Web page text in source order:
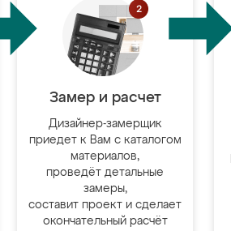
Замер и расчет
Дизайнер-замерщик
приедет к Вам с каталогом
материалов,
проведёт детальные
замеры,
составит проект и сделает
окончательный расчёт